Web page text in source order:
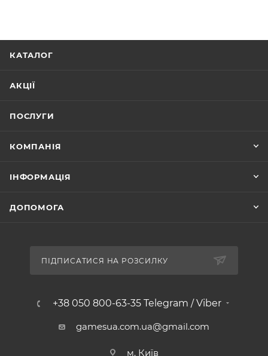
КАТАЛОГ
АКЦІЇ
ПОСЛУГИ
КОМПАНІЯ
ІНФОРМАЦІЯ
ДОПОМОГА
ПІДПИСАТИСЯ НА РОЗСИЛКУ
+38 050 800-63-35 Telegram / Viber
gamesua.com.ua@gmail.com
м. Київ